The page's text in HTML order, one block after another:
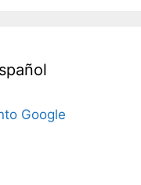
Google